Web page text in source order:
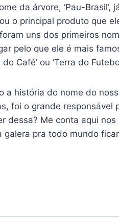
da árvore, ‘Pau-
o principal produto que
foram uns dos primeiros
pelo que ele é mais
Café’ ou ‘Terra do
a história do nome do
foi o grande
dessa? Me conta aqui
galera pra todo mundo